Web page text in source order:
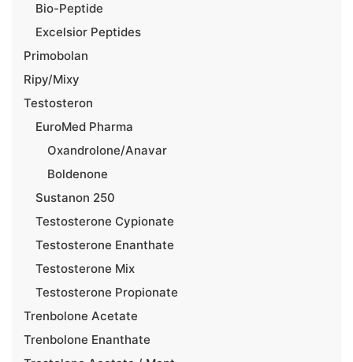
Bio-Peptide
Excelsior Peptides
Primobolan
Ripy/Mixy
Testosteron
EuroMed Pharma
Oxandrolone/Anavar
Boldenone
Sustanon 250
Testosterone Cypionate
Testosterone Enanthate
Testosterone Mix
Testosterone Propionate
Trenbolone Acetate
Trenbolone Enanthate